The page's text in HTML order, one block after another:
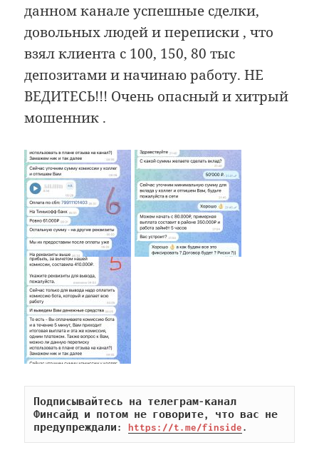
данном канале успешные сделки,
довольных людей и переписки , что
взял клиента с 100, 150, 80 тыс
депозитами и начинаю работу. НЕ
ВЕДИТЕСЬ!!! Очень опасный и хитрый
мошенник .
Подписывайтесь на телеграм-канал
Финсайд и потом не говорите, что вас не
предупреждали: https://t.me/finside.